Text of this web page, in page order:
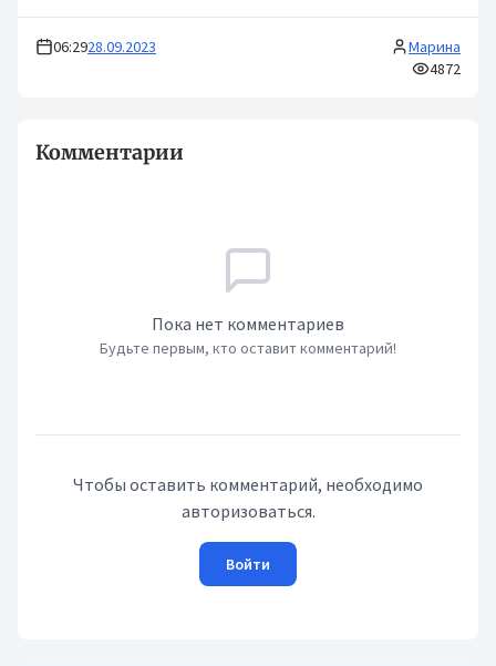
06:2928.09.2023
Марина
4872
Комментарии
Пока нет комментариев
Будьте первым, кто оставит комментарий!
Чтобы оставить комментарий, необходимо
авторизоваться.
Войти